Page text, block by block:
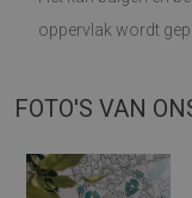
oppervlak wordt
FOTO'S VAN